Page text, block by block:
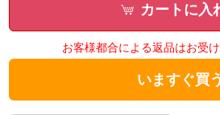
カートに入
お客様都合による返品はお受け
いますぐ買う